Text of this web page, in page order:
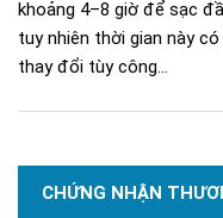
khoảng 4–8 giờ để sạc
tuy nhiên thời gian này
thay đổi tùy công...
CHỨNG NHẬN